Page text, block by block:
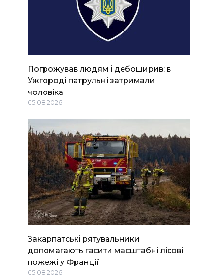
Погрожував людям і дебоширив: в
Ужгороді патрульні затримали
чоловіка
05.08.2026
Закарпатські рятувальники
допомагають гасити масштабні лісові
пожежі у Франції
05.08.2026